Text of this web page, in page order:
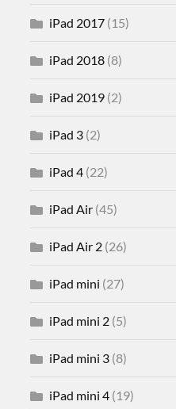
iPad 2017 (15)
iPad 2018 (8)
iPad 2019 (2)
iPad 3 (2)
iPad 4 (22)
iPad Air (45)
iPad Air 2 (26)
iPad mini (27)
iPad mini 2 (5)
iPad mini 3 (8)
iPad mini 4 (19)